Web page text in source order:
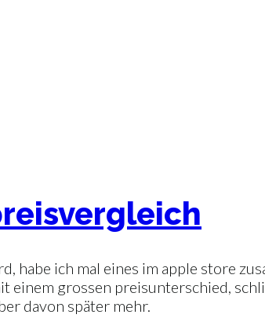
ich mal eines im apple store
grossen preisunterschied,
davon später mehr.